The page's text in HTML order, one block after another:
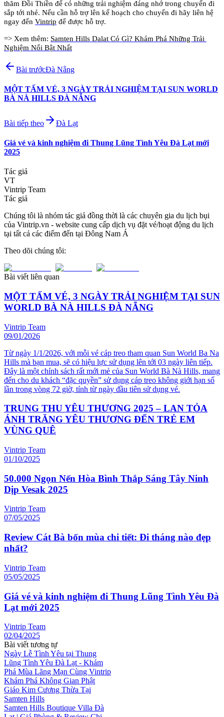
thăm Đồi Thiền để có những trải nghiệm đáng nhớ trong chuyến đi
sắp tới nhé. Nếu cần hỗ trợ lên kế hoạch cho chuyến đi hãy liên hệ
ngay đến Vintrip để được hỗ trợ.
=> Xem thêm: Samten Hills Dalat Có Gì? Khám Phá Những Trải
Nghiệm Nổi Bật Nhất
Bài trướcĐà Nẵng
MỘT TẤM VÉ, 3 NGÀY TRẢI NGHIỆM TẠI SUN WORLD
BÀ NÀ HILLS ĐÀ NẴNG
Bài tiếp theo Đà Lạt
Giá vé và kinh nghiệm đi Thung Lũng Tình Yêu Đà Lạt mới
2025
Tác giả
VT
Vintrip Team
Tác giả
Chúng tôi là nhóm tác giả đồng thời là các chuyên gia du lịch bụi
của Vintrip.vn - website cung cấp dịch vụ đặt vé/hoạt động du lịch
tại tất cả các điểm đến tại Đông Nam Á
Theo dõi chúng tôi:
Bài viết liên quan
MỘT TẤM VÉ, 3 NGÀY TRẢI NGHIỆM TẠI SUN
WORLD BÀ NÀ HILLS ĐÀ NẴNG
Vintrip Team
09/01/2026
Từ ngày 1/1/2026, với mỗi vé cáp treo tham quan Sun World Ba Na
Hills mà bạn mua, sẽ có hiệu lực sử dụng lên tới 03 ngày liên tiếp.
Đây là một chính sách rất mới mẻ của Sun World Bà Nà Hills, mang
đến cho du khách “đặc quyền” sử dụng cáp treo không giới hạn số
lần trong vòng 72 giờ, tính từ ngày đầu tiên sử dụng vé.
TRUNG THU YÊU THƯƠNG 2025 – LAN TỎA
ÁNH TRĂNG YÊU THƯƠNG ĐẾN TRẺ EM
VÙNG QUÊ
Vintrip Team
01/10/2025
50.000 Ngọn Nến Hòa Bình Thắp Sáng Tây Ninh
Dịp Vesak 2025
Vintrip Team
07/05/2025
Review Cát Bà bốn mùa chi tiết: Đi tháng nào đẹp
nhất?
Vintrip Team
05/05/2025
Giá vé và kinh nghiệm đi Thung Lũng Tình Yêu Đà
Lạt mới 2025
Vintrip Team
02/04/2025
Bài viết tương tự
Ngày Lễ Tình Yêu tại Thung
Lũng Tình Yêu Đà Lạt - Khám
Phá Mùa Lãng Mạn Cùng Vintrip
Khám Phá Không Gian Phật
Giáo Kim Cương Thừa Tại
Samten Hills
Samten Hills Boutique Villa Đà